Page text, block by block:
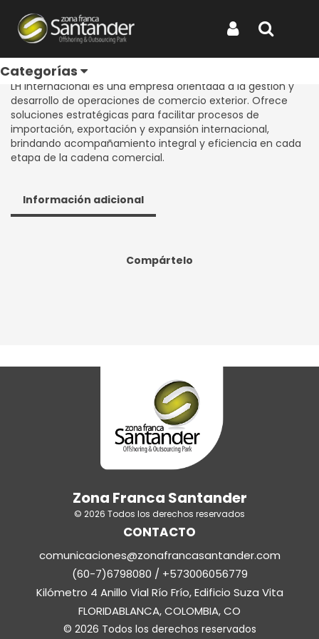
Categorías
LH INTERNACIONAL
REF: LH INTERNACIONAL
LH Internacional es una empresa orientada a la gestión y
desarrollo de operaciones de comercio exterior. Ofrece
soluciones estratégicas para facilitar procesos de
importación, exportación y expansión internacional,
brindando acompañamiento integral y eficiencia en cada
etapa de la cadena comercial.
Información adicional
Compártelo
Zona Franca Santander
© 2026 Todos los derechos reservados
CONTACTO
comunicaciones@zonafrancasantander.com
(60-7)6798080 / +573006056779
Kilómetro 4 Anillo Vial Río Frío, Edificio Suza Vita
FLORIDABLANCA, COLOMBIA, CO
© 2026 Todos los derechos reservados